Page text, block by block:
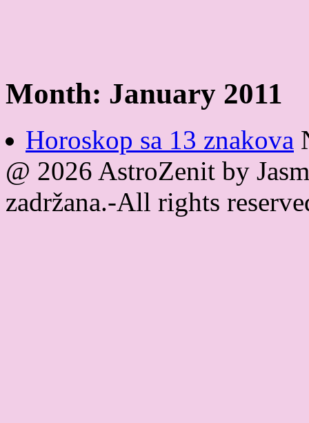
Month: January 2011
Horoskop sa 13 znakova
@ 2026 AstroZenit by
zadržana.-All rights